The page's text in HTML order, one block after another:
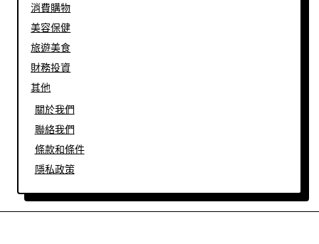
消費購物
美容保健
旅遊美食
財務投資
其他
關於我們
聯絡我們
條款和條件
隱私政策